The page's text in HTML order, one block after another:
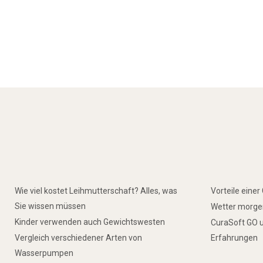
Wie viel kostet Leihmutterschaft? Alles, was
Sie wissen müssen
Kinder verwenden auch Gewichtswesten
Vergleich verschiedener Arten von
Wasserpumpen
Vorteile einer
Wetter
CuraSoft GO
Erfahrungen